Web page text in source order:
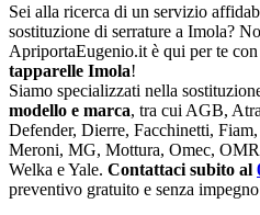
Sei alla ricerca di un servizio
sostituzione di serrature a Imola?
ApriportaEugenio.it è qui per te
tapparelle Imola!
Siamo specializzati nella
modello e marca, tra cui AGB,
Defender, Dierre, Facchinetti,
Meroni, MG, Mottura, Omec,
Welka e Yale. Contattaci subito al
preventivo gratuito e senza